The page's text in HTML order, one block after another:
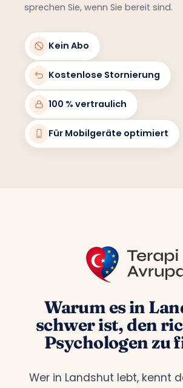
sprechen Sie, wenn Sie bereit sind.
Kein Abo
Kostenlose Stornierung
100 % vertraulich
Für Mobilgeräte optimiert
Warum es in
schwer ist, den
Psychologen zu
Wer in Landshut lebt, kennt